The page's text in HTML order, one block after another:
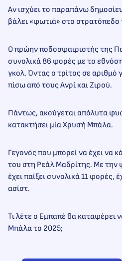
Αν ισχύει το παραπάνω
βάλει «φωτιά» στο στρατόπεδο
Ο πρώην ποδοσφαιριστής της
συνολικά 86 φορές με το
γκολ. Όντας ο τρίτος σε
πίσω από τους Ανρί και Ζιρού.
Πάντως, ακούγεται απόλυτα
κατακτήσει μία Χρυσή Μπάλα.
Γεγονός που μπορεί να έχει να
του στη Ρεάλ Μαδρίτης. Με την
έχει παίξει συνολικά 11 φορές,
ασίστ.
Τι λέτε ο Εμπαπέ θα καταφέρει
Μπάλα το 2025;